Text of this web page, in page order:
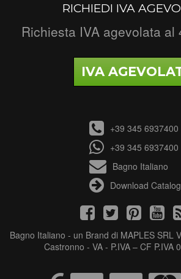
RICHIEDI IVA
Richiesta IVA agevolata al
IVA
+39 345 6937400
+39 345 6937400
Bagno Italiano
Download
Bagno Italiano - un Brand di MAPLES SRL
Castronno - VA - P.IVA – CF P.IVA